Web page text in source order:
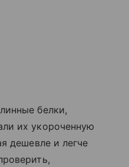
белки,
их укороченную
дешевле и легче